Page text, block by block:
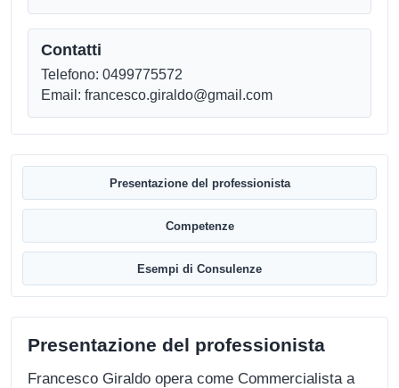
Contatti
Telefono: 0499775572
Email: francesco.giraldo@gmail.com
Presentazione del professionista
Competenze
Esempi di Consulenze
Presentazione del professionista
Francesco Giraldo opera come Commercialista a